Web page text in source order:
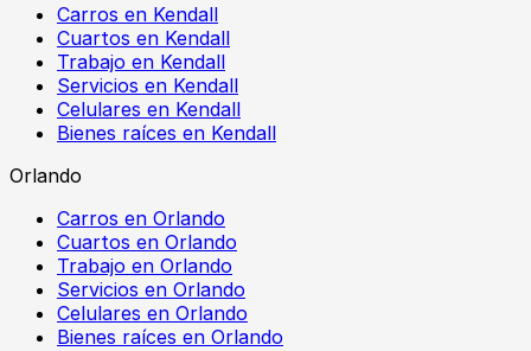
Carros en Kendall
Cuartos en Kendall
Trabajo en Kendall
Servicios en Kendall
Celulares en Kendall
Bienes raíces en Kendall
Orlando
Carros en Orlando
Cuartos en Orlando
Trabajo en Orlando
Servicios en Orlando
Celulares en Orlando
Bienes raíces en Orlando